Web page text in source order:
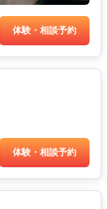
体験・相談予約
体験・相談予約